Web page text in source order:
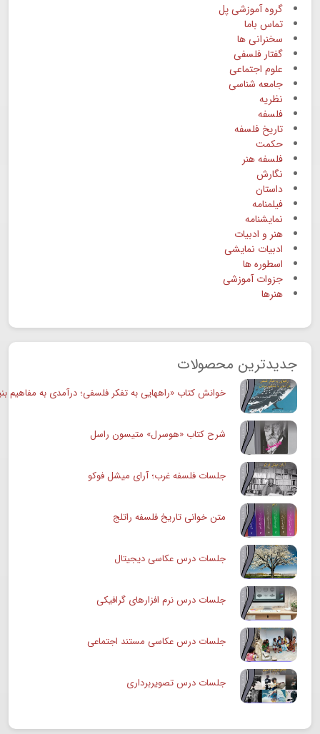
گروه آموزشی پل
تماس باما
سخنرانی ها
گفتار فلسفی
علوم اجتماعی
جامعه شناسی
نظریه
فلسفه
تاریخ فلسفه
حکمت
فلسفه هنر
نگارش
داستان
فیلمنامه
نمایشنامه
هنر و ادبیات
ادبیات نمایشی
اسطوره ها
جزوات آموزشی
هنرها
جدیدترین محصولات
خوانش کتاب «راههایی به تفکر فلسفی؛ درآمدی به مفاهیم
شرح کتاب «هوسرل» متیسون راسل
جلسات فلسفه غرب؛ آرای میشل فوکو
متن خوانی تاریخ فلسفه راتلج
جلسات درس عکاسی دیجیتال
جلسات درس نرم افزارهای گرافیکی
جلسات درس عکاسی مستند اجتماعی
جلسات درس تصویربرداری